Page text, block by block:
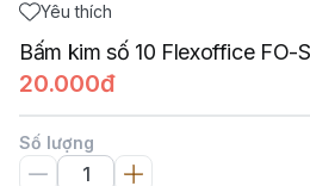
Yêu thích
Bấm kim số 10 Flexoffice FO-
20.000đ
Số lượng